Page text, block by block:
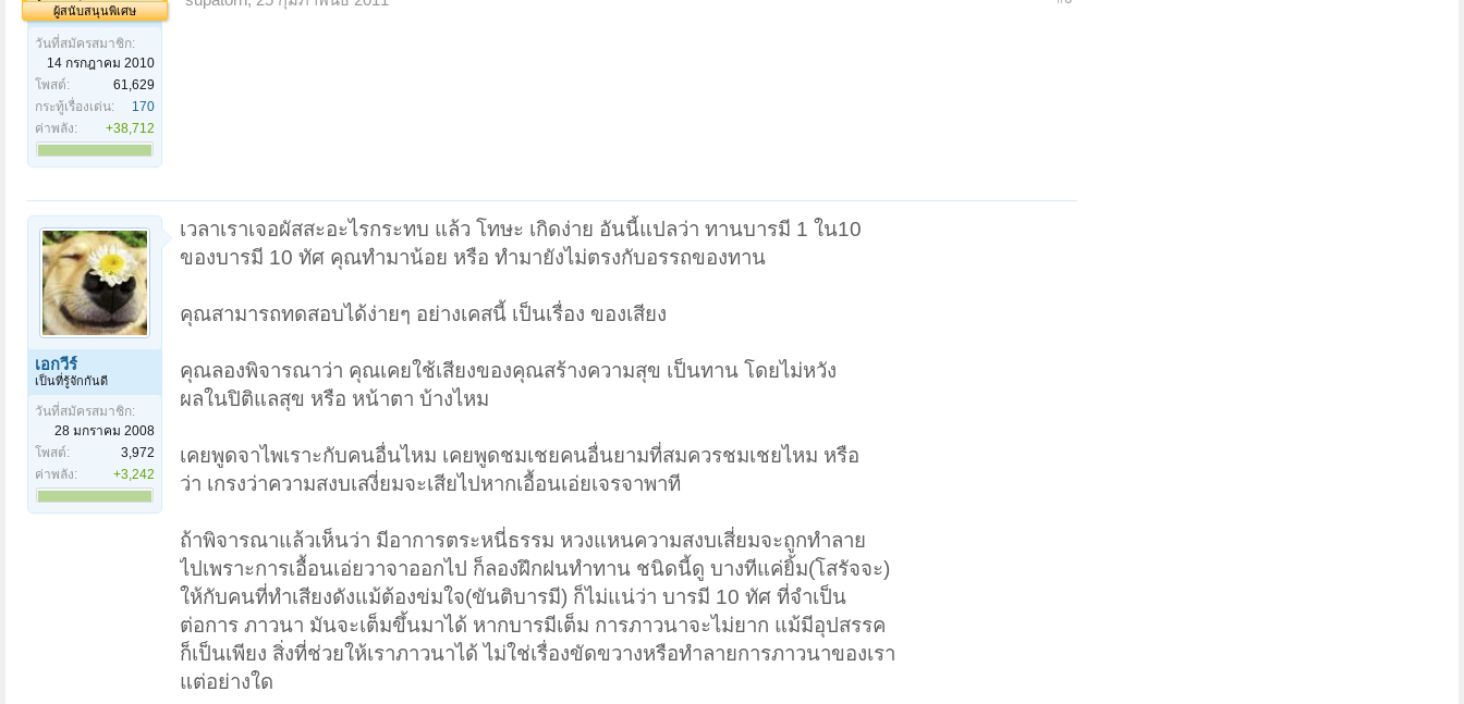
ผู้สนับสนุนพิเศษ
วันที่สมัครสมาชิก:
14 กรกฎาคม 2010
โพสต์:
61,629
กระทู้เรื่องเด่น:
170
ค่าพลัง:
+38,712
เอกวีร์
เป็นที่รู้จักกันดี
วันที่สมัครสมาชิก:
28 มกราคม 2008
โพสต์:
3,972
ค่าพลัง:
+3,242
เวลาเราเจอผัสสะอะไรกระทบ แล้ว โทษะ เกิดง่าย อันนี้แปลว่า ทานบารมี 1 ใน10
ของบารมี 10 ทัศ คุณทำมาน้อย หรือ ทำมายังไม่ตรงกับอรรถของทาน
คุณสามารถทดสอบได้ง่ายๆ อย่างเคสนี้ เป็นเรื่อง ของเสียง
คุณลองพิจารณาว่า คุณเคยใช้เสียงของคุณสร้างความสุข เป็นทาน โดยไม่หวัง
ผลในปิติแลสุข หรือ หน้าตา บ้างไหม
เคยพูดจาไพเราะกับคนอื่นไหม เคยพูดชมเชยคนอื่นยามที่สมควรชมเชยไหม หรือ
ว่า เกรงว่าความสงบเสงี่ยมจะเสียไปหากเอื้อนเอ่ยเจรจาพาที
ถ้าพิจารณาแล้วเห็นว่า มีอาการตระหนี่ธรรม หวงแหนความสงบเสี่ยมจะถูกทำลาย
ไปเพราะการเอื้อนเอ่ยวาจาออกไป ก็ลองฝึกฝนทำทาน ชนิดนี้ดู บางทีแค่ยิ้ม(โสรัจจะ)
ให้กับคนที่ทำเสียงดังแม้ต้องข่มใจ(ขันติบารมี) ก็ไม่แน่ว่า บารมี 10 ทัศ ที่จำเป็น
ต่อการ ภาวนา มันจะเต็มขึ้นมาได้ หากบารมีเต็ม การภาวนาจะไม่ยาก แม้มีอุปสรรค
ก็เป็นเพียง สิ่งที่ช่วยให้เราภาวนาได้ ไม่ใช่เรื่องขัดขวางหรือทำลายการภาวนาของเรา
แต่อย่างใด